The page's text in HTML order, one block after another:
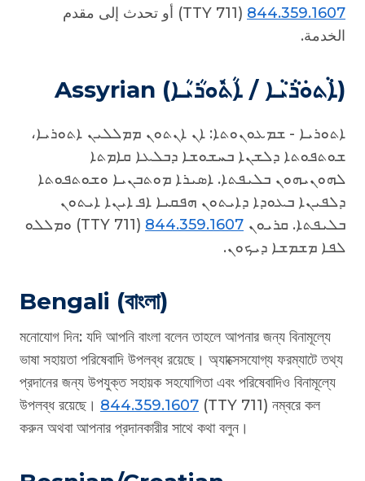
844.359.1607
(TTY 711) أو تحدث إلى مقدم
الخدمة.
(ܐܵܬܘܿܪܵܝܵܐ / ܐܳܬܽܘܪܳܝܳܐ) Assyrian
ܐܬܘܪܝܐ - ܫܡܥܘܢܘܬܐ: ܐܢ ܐܢܬܘܢ ܡܡܠܠܝܢ ܐܬܘܪܝܐ،
ܫܘܬܦܘܬܐ ܕܠܫܢܐ ܒܚܫܘܫܐ ܕܒܠܥܐ ܩܐܡܬܐ
ܠܗܘܢܝܗܘܢ ܒܠܝܦܬܐ. ܐܣܝܪܐ ܡܘܬܒܢܝܐ ܘܫܘܬܦܘܬܐ
ܕܠܦܝܢܐ ܒܥܘܕܐ ܕܐܝܬܘܢ ܗܦܩܝܐ ܐܦ ܐܝܢܐ ܐܝܬܘܢ
ܒܠܝܦܬܐ. ܩܪܝܘܢ 844.359.1607
(TTY 711) ܘܡܠܠܘ
ܠܦܐ ܡܫܡܫܐ ܕܝܟܘܢ.
Bengali (বাংলা)
মনোযোগ দিন: যদি আপনি বাংলা বলেন তাহলে আপনার জন্য বিনামূল্যে
ভাষা সহায়তা পরিষেবাদি উপলব্ধ রয়েছে। অ্যাক্সেসযোগ্য ফরম্যাটে তথ্য
প্রদানের জন্য উপযুক্ত সহায়ক সহযোগিতা এবং পরিষেবাদিও বিনামূল্যে
উপলব্ধ রয়েছে। 844.359.1607 (TTY 711) নম্বরে কল
করুন অথবা আপনার প্রদানকারীর সাথে কথা বলুন।